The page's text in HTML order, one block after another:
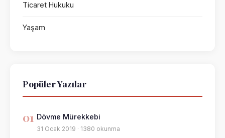
Ticaret Hukuku
Yaşam
Popüler Yazılar
01 Dövme Mürekkebi
31 Ocak 2019 · 1380 okunma